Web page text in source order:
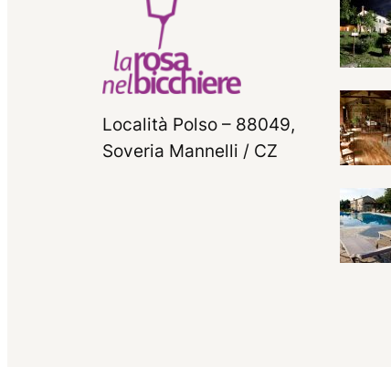
Località Polso – 88049,
Soveria Mannelli / CZ